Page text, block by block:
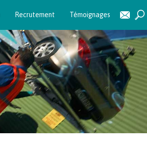
Recrutement Témoignages